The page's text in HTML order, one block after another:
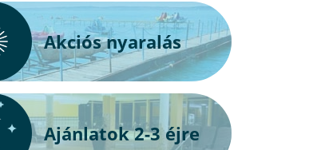
Akciós nyaralás
Ajánlatok 2-3 éjre